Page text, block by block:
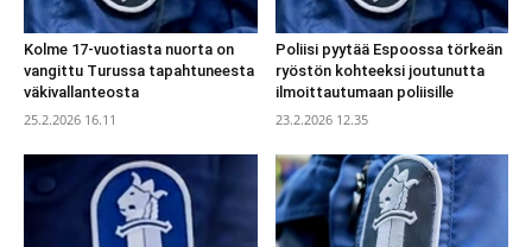
Kolme 17-vuotiasta nuorta on
vangittu Turussa tapahtuneesta
väkivallanteosta
25.2.2026 16.11
Poliisi pyytää Espoossa törkeän
ryöstön kohteeksi joutunutta
ilmoittautumaan poliisille
23.2.2026 12.35